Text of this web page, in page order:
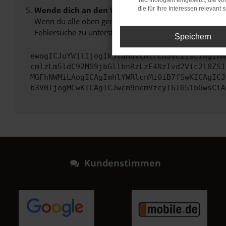
Wende dich an den Webseitenbetreiber.
Wenn du alle oben genannten Schritte versucht hast,
Fehlersuche zu unterstützen:
Kundenstimmen
die für Ihre Interessen relevant
Speichern